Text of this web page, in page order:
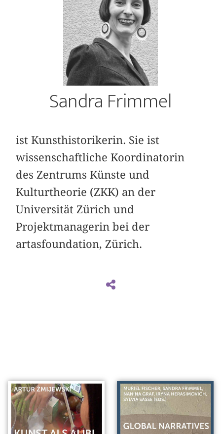
Sandra Frimmel
ist Kunsthistorikerin. Sie ist
wissenschaftliche Koordinatorin
des Zentrums Künste und
Kulturtheorie (ZKK) an der
Universität Zürich und
Projektmanagerin bei der
artasfoundation, Zürich.